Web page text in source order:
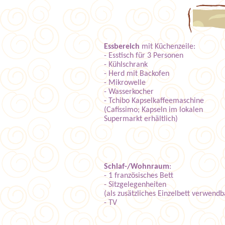
Essbereich mit Küchenzeile:
- Esstisch für 3 Personen
- Kühlschrank
- Herd mit Backofen
- Mikrowelle
- Wasserkocher
- Tchibo Kapselkaffeemaschine
(Cafissimo; Kapseln im lokalen
Supermarkt erhältlich)
Schlaf-/Wohnraum:
- 1 französisches Bett
- Sitzgelegenheiten
(als zusätzliches Einzelbett
- TV